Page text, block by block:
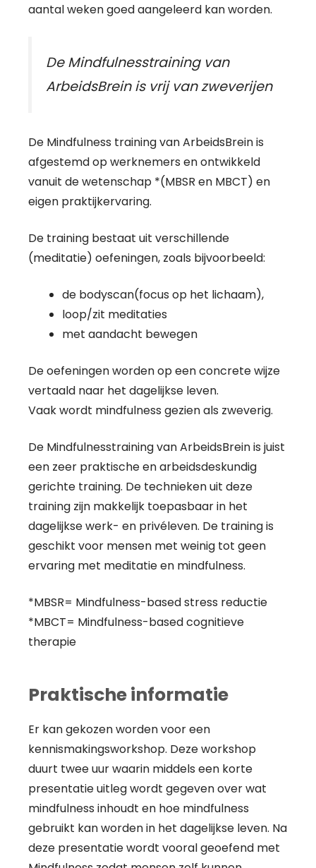
aantal weken goed aangeleerd kan worden.
De Mindfulnesstraining van
ArbeidsBrein is vrij van zweverijen
De Mindfulness training van ArbeidsBrein is
afgestemd op werknemers en ontwikkeld
vanuit de wetenschap *(MBSR en MBCT) en
eigen praktijkervaring.
De training bestaat uit verschillende
(meditatie) oefeningen, zoals bijvoorbeeld:
de bodyscan(focus op het lichaam),
loop/zit meditaties
met aandacht bewegen
De oefeningen worden op een concrete wijze
vertaald naar het dagelijkse leven.
Vaak wordt mindfulness gezien als zweverig.
De Mindfulnesstraining van ArbeidsBrein is juist
een zeer praktische en arbeidsdeskundig
gerichte training. De technieken uit deze
training zijn makkelijk toepasbaar in het
dagelijkse werk- en privéleven. De training is
geschikt voor mensen met weinig tot geen
ervaring met meditatie en mindfulness.
*MBSR= Mindfulness-based stress reductie
*MBCT= Mindfulness-based cognitieve
therapie
Praktische informatie
Er kan gekozen worden voor een
kennismakingsworkshop. Deze workshop
duurt twee uur waarin middels een korte
presentatie uitleg wordt gegeven over wat
mindfulness inhoudt en hoe mindfulness
gebruikt kan worden in het dagelijkse leven. Na
deze presentatie wordt vooral geoefend met